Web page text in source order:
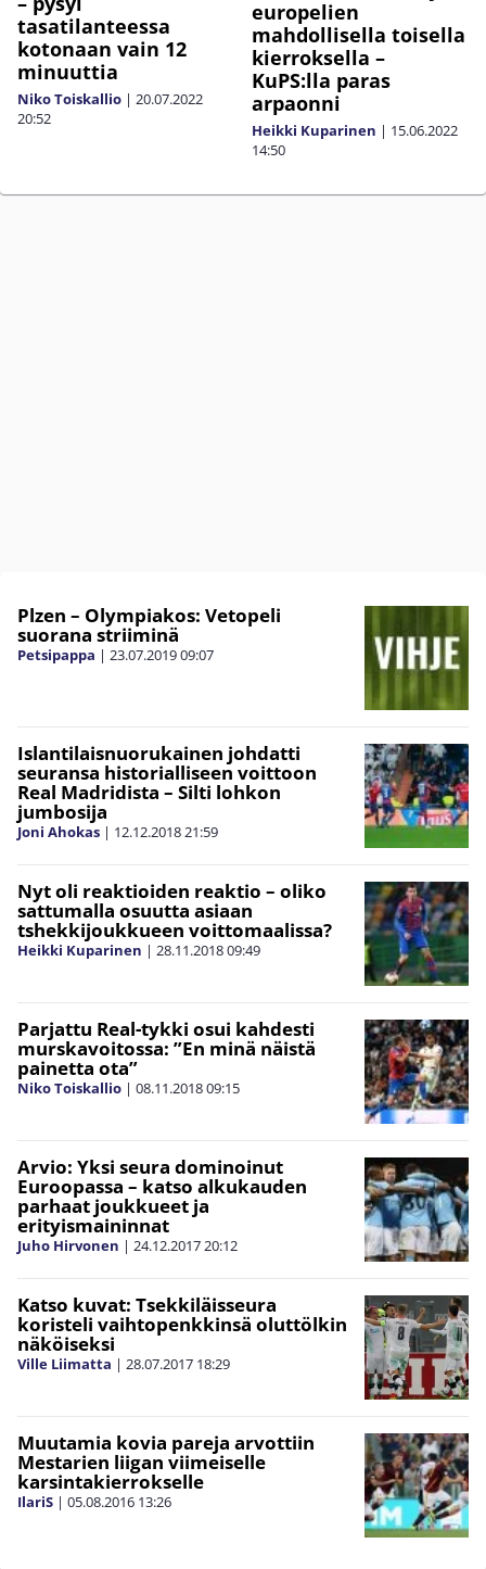
tasatilanteessa
kotonaan vain 12
minuuttia
Niko Toiskallio | 20.07.2022
20:52
europelien
mahdollisella toisella
kierroksella –
KuPS:lla paras
arpaonni
Heikki Kuparinen | 15.06.2022
14:50
Plzen – Olympiakos: Vetopeli
suorana striiminä
Petsipappa | 23.07.201909:07
Islantilaisnuorukainen johdatti
seuransa historialliseen voittoon
Real Madridista – Silti lohkon
jumbosija
Joni Ahokas | 12.12.201821:59
Nyt oli reaktioiden reaktio – oliko
sattumalla osuutta asiaan
tshekkijoukkueen voittomaalissa?
Heikki Kuparinen | 28.11.201809:49
Parjattu Real-tykki osui kahdesti
murskavoitossa: ”En minä näistä
painetta ota”
Niko Toiskallio | 08.11.201809:15
Arvio: Yksi seura dominoinut
Euroopassa – katso alkukauden
parhaat joukkueet ja
erityismaininnat
Juho Hirvonen | 24.12.201720:12
Katso kuvat: Tsekkiläisseura
koristeli vaihtopenkkinsä oluttölkin
näköiseksi
Ville Liimatta | 28.07.2017 18:29
Muutamia kovia pareja arvottiin
Mestarien liigan viimeiselle
karsintakierrokselle
IlariS | 05.08.2016 13:26